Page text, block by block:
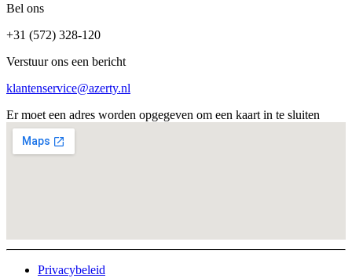
Bel ons
+31 (572) 328-120
Verstuur ons een bericht
klantenservice@azerty.nl
Er moet een adres worden opgegeven om een kaart in te sluiten
Privacybeleid